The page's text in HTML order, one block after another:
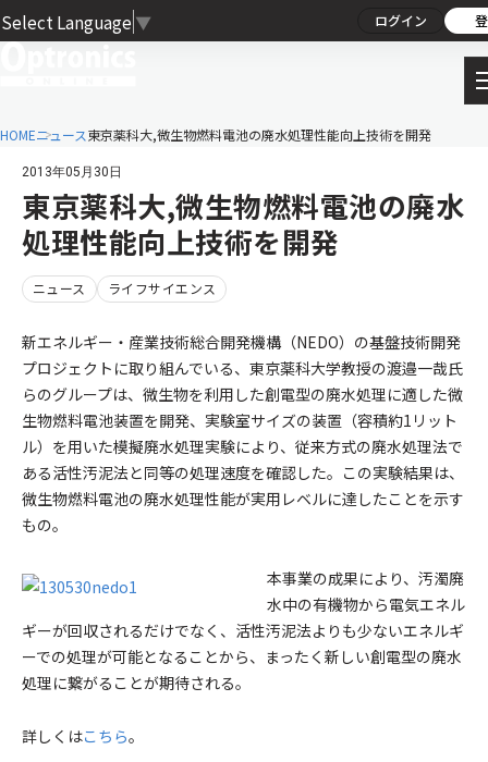
Select Language ▼ ログイン
HOMEニュース東京薬科大,微生物燃料電池の廃水処理性能向上技術を開発
2013年05月30日
東京薬科大,微生物燃料電池の廃水
処理性能向上技術を開発
ニュース ライフサイエンス
新エネルギー・産業技術総合開発機構（NEDO）の基盤技術開発
プロジェクトに取り組んでいる、東京薬科大学教授の渡邉一哉氏
らのグループは、微生物を利用した創電型の廃水処理に適した微
生物燃料電池装置を開発、実験室サイズの装置（容積約1リット
ル）を用いた模擬廃水処理実験により、従来方式の廃水処理法で
ある活性汚泥法と同等の処理速度を確認した。この実験結果は、
微生物燃料電池の廃水処理性能が実用レベルに達したことを示す
もの。
本事業の成果により、汚濁廃
水中の有機物から電気エネル
ギーが回収されるだけでなく、活性汚泥法よりも少ないエネルギ
ーでの処理が可能となることから、まったく新しい創電型の廃水
処理に繋がることが期待される。
詳しくはこちら。